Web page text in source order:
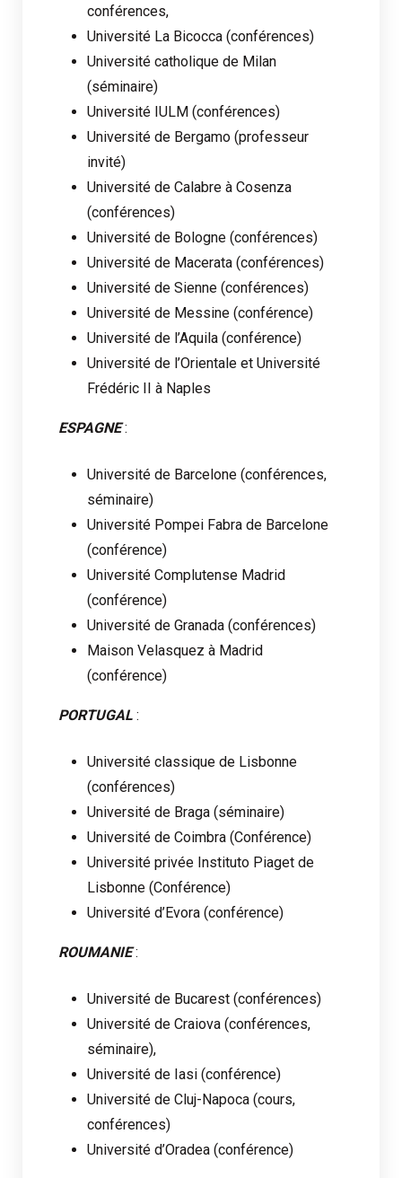
conférences,
Université La Bicocca (conférences)
Université catholique de Milan
(séminaire)
Université IULM (conférences)
Université de Bergamo (professeur
invité)
Université de Calabre à Cosenza
(conférences)
Université de Bologne (conférences)
Université de Macerata (conférences)
Université de Sienne (conférences)
Université de Messine (conférence)
Université de l’Aquila (conférence)
Université de l’Orientale et Université
Frédéric II à Naples
ESPAGNE:
Université de Barcelone (conférences,
séminaire)
Université Pompei Fabra de Barcelone
(conférence)
Université Complutense Madrid
(conférence)
Université de Granada (conférences)
Maison Velasquez à Madrid
(conférence)
PORTUGAL:
Université classique de Lisbonne
(conférences)
Université de Braga (séminaire)
Université de Coimbra (Conférence)
Université privée Instituto Piaget de
Lisbonne (Conférence)
Université d’Evora (conférence)
ROUMANIE:
Université de Bucarest (conférences)
Université de Craiova (conférences,
séminaire),
Université de Iasi (conférence)
Université de Cluj-Napoca (cours,
conférences)
Université d’Oradea (conférence)